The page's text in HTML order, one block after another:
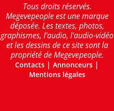
Tous droits réservés.
Megevepeople est une marque
déposée. Les textes, photos,
graphismes, l'audio, l'audio-vidéo
et les dessins de ce site sont la
propriété de Megevepeople.
Contacts |Annonceurs |
Mentions légales